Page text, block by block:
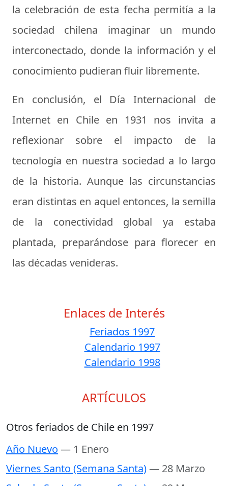
la celebración de esta fecha permitía a la
sociedad chilena imaginar un mundo
interconectado, donde la información y el
conocimiento pudieran fluir libremente.
En conclusión, el Día Internacional de
Internet en Chile en 1931 nos invita a
reflexionar sobre el impacto de la
tecnología en nuestra sociedad a lo largo
de la historia. Aunque las circunstancias
eran distintas en aquel entonces, la semilla
de la conectividad global ya estaba
plantada, preparándose para florecer en
las décadas venideras.
Enlaces de Interés
Feriados 1997
Calendario 1997
Calendario 1998
ARTÍCULOS
Otros feriados de Chile en 1997
Año Nuevo — 1 Enero
Viernes Santo (Semana Santa)— 28 Marzo